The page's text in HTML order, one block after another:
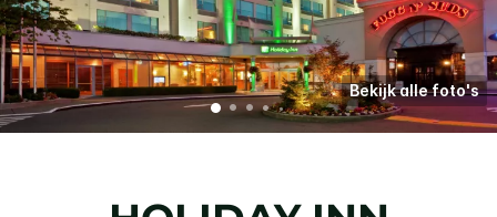
Bekijk alle foto's